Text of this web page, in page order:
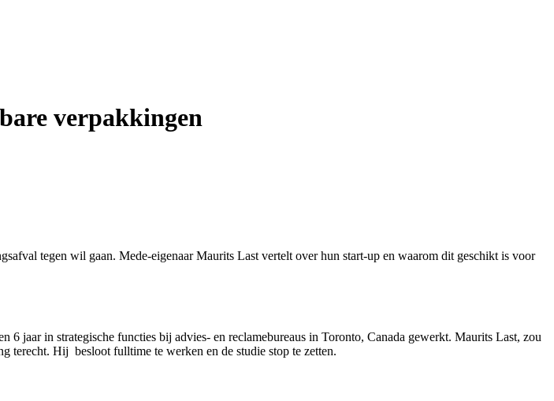
verpakkingen
tegen wil gaan. Mede-eigenaar Maurits Last vertelt over hun start-up en waarom dit geschikt is voor
in strategische functies bij advies- en reclamebureaus in Toronto, Canada gewerkt. Maurits Last, zou
terecht. Hij besloot fulltime te werken en de studie stop te zetten.